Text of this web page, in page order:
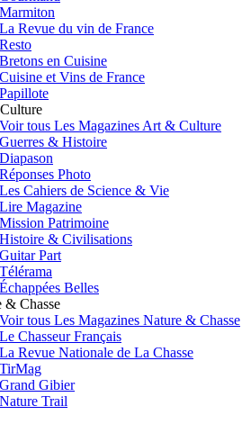
Marmiton
La Revue du vin de France
Resto
Bretons en Cuisine
Cuisine et Vins de France
Papillote
Voir tous Les Magazines Art & Culture
Guerres & Histoire
Diapason
Réponses Photo
Les Cahiers de Science & Vie
Lire Magazine
Mission Patrimoine
Histoire & Civilisations
Guitar Part
Télérama
Échappées Belles
& Chasse
Voir tous Les Magazines Nature & Chasse
Le Chasseur Français
La Revue Nationale de La Chasse
TirMag
Grand Gibier
Nature Trail